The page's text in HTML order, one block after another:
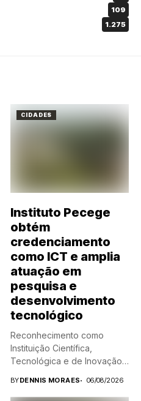
109
1.275
CIDADES
Instituto Pecege
obtém
credenciamento
como ICT e amplia
atuação em
pesquisa e
desenvolvimento
tecnológico
Reconhecimento como
Instituição Científica,
Tecnológica e de Inovação
BYDENNIS MORAES 06/08/2026